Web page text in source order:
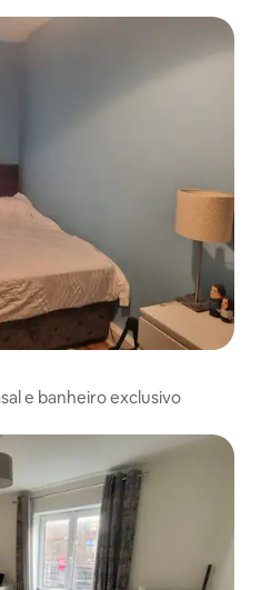
e banheiro exclusivo